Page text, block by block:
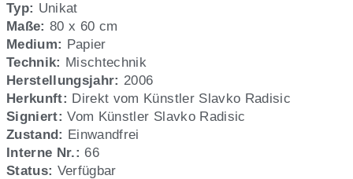
Slavko
Radisic,
Nr.
66
Typ: Unikat
Maße: 80 x 60 cm
Medium: Papier
Technik: Mischtechnik
Herstellungsjahr: 2006
Herkunft: Direkt vom Künstler Slavko Radisic
Signiert: Vom Künstler Slavko Radisic
Zustand: Einwandfrei
Interne Nr.: 66
Status: Verfügbar